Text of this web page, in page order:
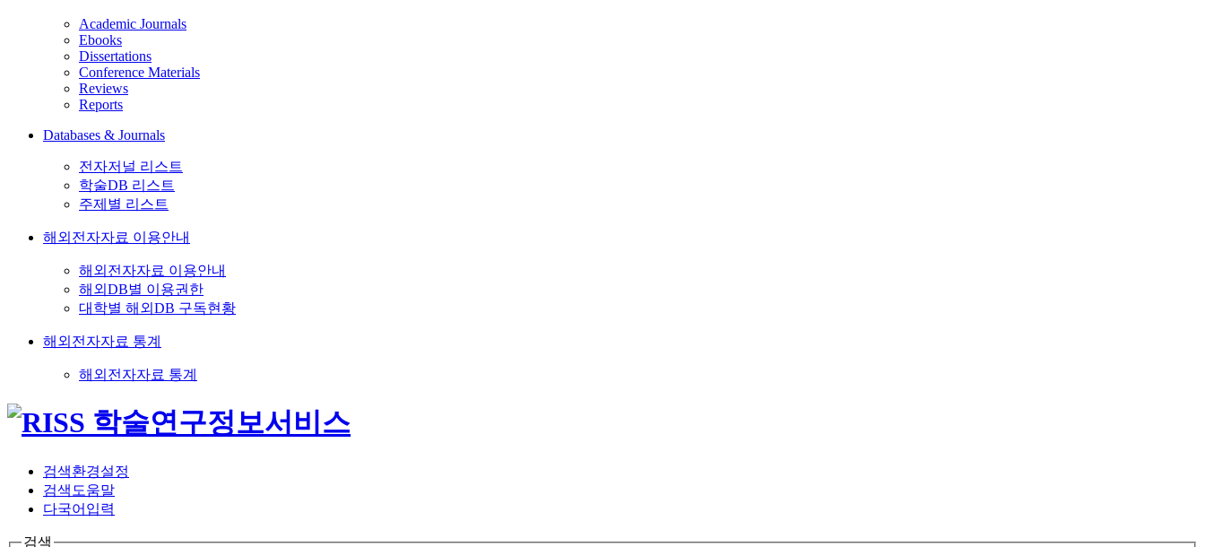
Academic Journals
Ebooks
Dissertations
Conference Materials
Reviews
Reports
Databases & Journals
전자저널 리스트
학술DB 리스트
주제별 리스트
해외전자자료 이용안내
해외전자자료 이용안내
해외DB별 이용권한
대학별 해외DB 구독현황
해외전자자료 통계
해외전자자료 통계
검색환경설정
검색도움말
다국어입력
검색